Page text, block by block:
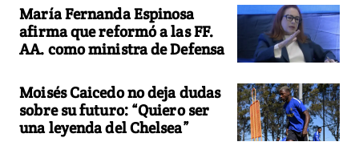
María Fernanda Espinosa
afirma que reformó a las FF.
AA. como ministra de Defensa
Moisés Caicedo no deja dudas
sobre su futuro: “Quiero ser
una leyenda del Chelsea”